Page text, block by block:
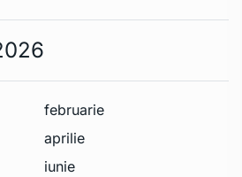
februarie
aprilie
iunie